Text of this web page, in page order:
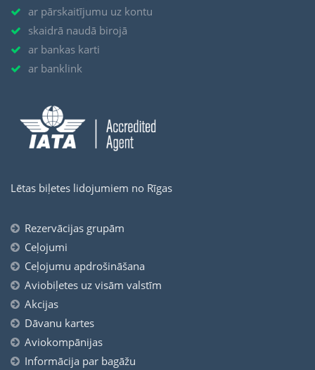
ar pārskaitījumu uz kontu
skaidrā naudā birojā
ar bankas karti
ar banklink
Lētas biļetes lidojumiem no Rīgas
Rezervācijas grupām
Ceļojumi
Ceļojumu apdrošināšana
Aviobiļetes uz visām valstīm
Akcijas
Dāvanu kartes
Aviokompānijas
Informācija par bagāžu